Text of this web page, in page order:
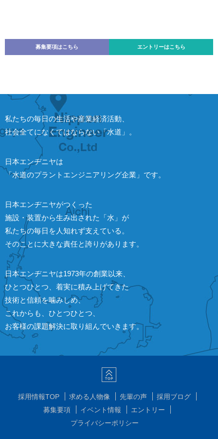
募集要項はこちら エントリーはこちら
私たちの毎日の生活や産業経済活動、
社会全てになくてはならない「水道」。
日本エンヂニヤは
「水道のプラントエンジニアリング企業」です。
日本エンヂニヤがつくった
施設・装置から生み出された「水」が
私たちの毎日を人知れず支えている。
そのことに大きな責任と誇りがあります。
日本エンヂニヤは1973年の創業以来、
ひとつひとつ、着実に積み上げてきた
技術と信頼を噛みしめ、
これからも、ひとつひとつ、
お客様の課題解決に取り組んでいきます。
採用情報TOP 求める人物像 先輩の声
採用ブログ
募集要項
イベント情報
エントリー
プライバシーポリシー